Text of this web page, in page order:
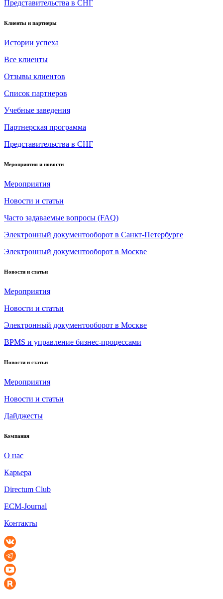
Представительства в СНГ
Клиенты и партнеры
Истории успеха
Все клиенты
Отзывы клиентов
Список партнеров
Учебные заведения
Партнерская программа
Представительства в СНГ
Мероприятия и новости
Мероприятия
Новости и статьи
Часто задаваемые вопросы (FAQ)
Электронный документооборот в Санкт-Петербурге
Электронный документооборот в Москве
Новости и статьи
Мероприятия
Новости и статьи
Электронный документооборот в Москве
BPMS и управление бизнес-процессами
Новости и статьи
Мероприятия
Новости и статьи
Дайджесты
Компания
О нас
Карьера
Directum Club
ECM-Journal
Контакты